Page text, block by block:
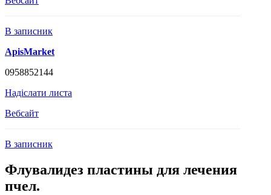
В записник
ApisMarket
0958852144
Надіслати листа
Вебсайт
В записник
Флувалидез пластины для лечения
пчел.